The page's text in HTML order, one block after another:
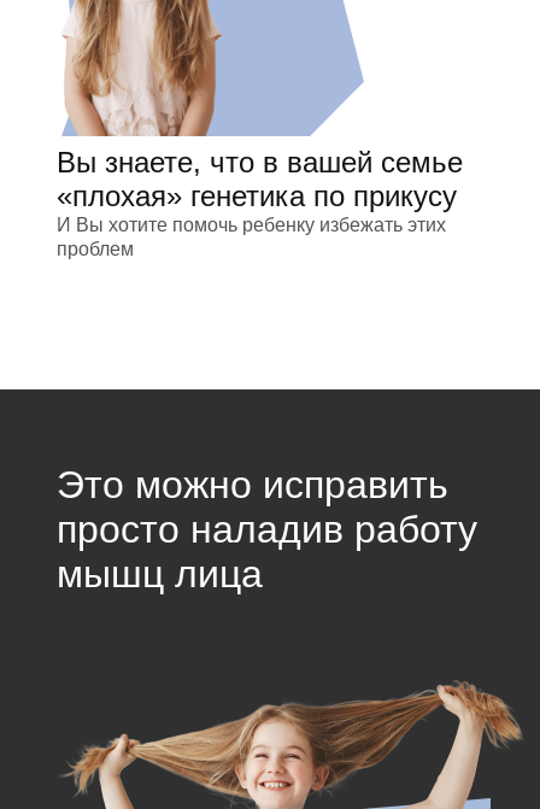
Вы знаете, что в вашей семье
«плохая» генетика по прикусу
И Вы хотите помочь ребенку избежать этих
проблем
Это можно исправить
просто наладив работу
мышц лица